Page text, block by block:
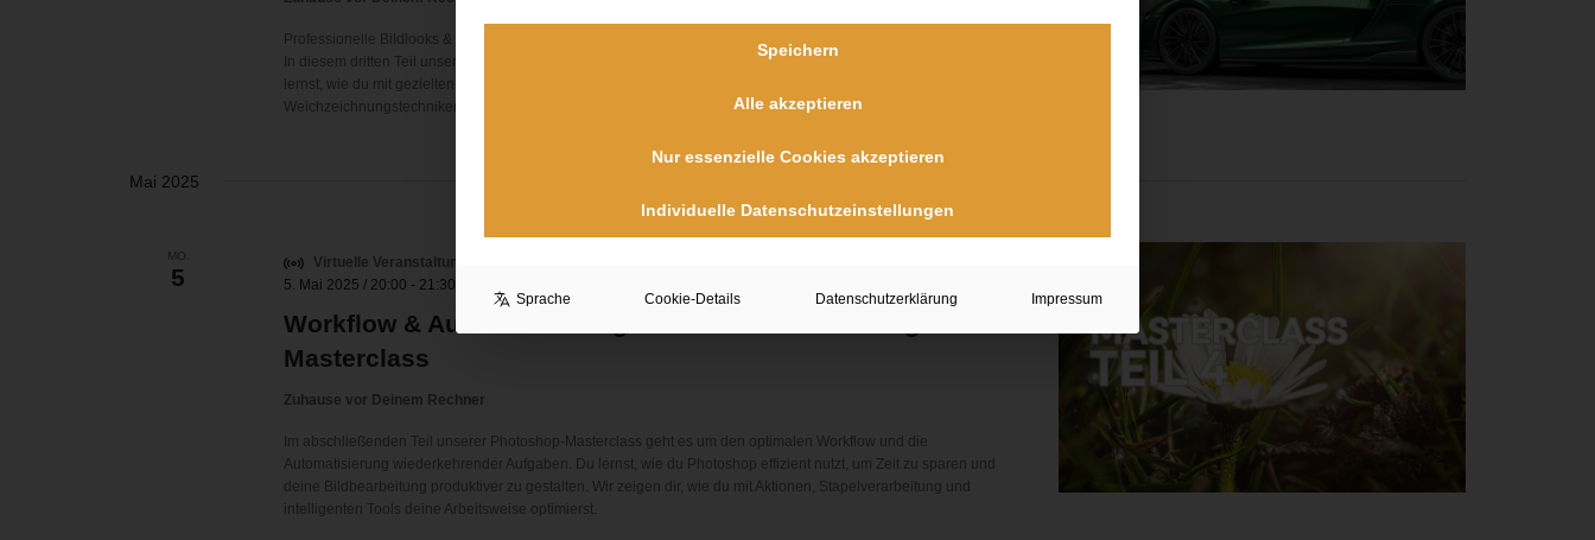
Professionelle Bildlooks & kreative Techniken für ausdrucksstarke Fotos!
In diesem dritten Teil unserer vierteiligen Photoshop-Masterclass geht es um den Feinschliff deiner Bilder. Du
lernst, wie du mit gezielten Farblooks, Licht- und Schattenanpassungen (Dodge & Burn) sowie Schärfe- und
Weichzeichnungstechniken die gewünschte Bildwirkung erzielst.
Mai 2025
MO.
5
Workflow & Automatisierung – Vierter Teil der 4-teiligen
Masterclass
5. Mai 2025 / 20:00 - 21:30
Zuhause vor Deinem Rechner
Virtuelle Veranstaltung
Im abschließenden Teil unserer Photoshop-Masterclass geht es um den optimalen Workflow und die
Automatisierung wiederkehrender Aufgaben. Du lernst, wie du Photoshop effizient nutzt, um Zeit zu sparen und
deine Bildbearbeitung produktiver zu gestalten. Wir zeigen dir, wie du mit Aktionen, Stapelverarbeitung und
intelligenten Tools deine Arbeitsweise optimierst.
Speichern
Alle akzeptieren
Nur essenzielle Cookies akzeptieren
Individuelle Datenschutzeinstellungen
Sprache Cookie-Details Datenschutzerklärung Impressum